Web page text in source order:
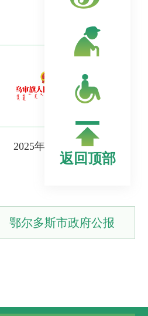
2025年 第一期
鄂尔多斯市政府公报
返回顶部